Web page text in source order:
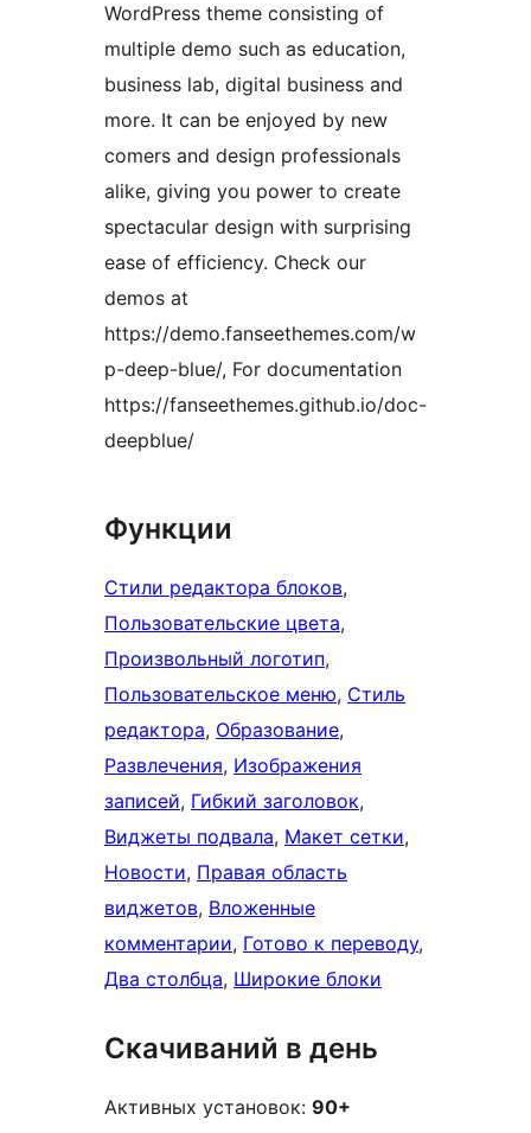
WordPress theme consisting of
multiple demo such as education,
business lab, digital business and
more. It can be enjoyed by new
comers and design professionals
alike, giving you power to create
spectacular design with surprising
ease of efficiency. Check our
demos at
https://demo.fanseethemes.com/w
p-deep-blue/, For documentation
https://fanseethemes.github.io/doc-
deepblue/
Функции
Стили редактора блоков
Пользовательские цвета
Произвольный логотип
Пользовательское меню, Стиль
редактора, Образование
Развлечения, Изображения
записей, Гибкий заголовок
Виджеты подвала, Макет сетки
Новости, Правая область
виджетов, Вложенные
комментарии, Готово к переводу
Два столбца, Широкие блоки
Скачиваний в день
Активных установок: 90+